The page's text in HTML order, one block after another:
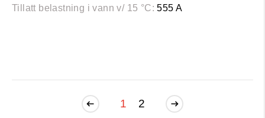
Tillatt belastning i vann v/ 15 °C: 555 A
1 2